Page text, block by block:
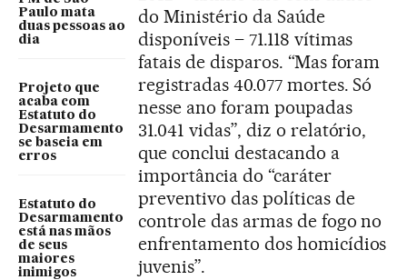
Paulo mata
duas pessoas ao
dia
Projeto que
acaba com
Estatuto do
Desarmamento
se baseia em
erros
Estatuto do
Desarmamento
está nas mãos
de seus
maiores
inimigos
do Ministério da Saúde
disponíveis – 71.118 vítimas
fatais de disparos. “Mas foram
registradas 40.077 mortes. Só
nesse ano foram poupadas
31.041 vidas”, diz o relatório,
que conclui destacando a
importância do “caráter
preventivo das políticas de
controle das armas de fogo no
enfrentamento dos homicídios
juvenis”.